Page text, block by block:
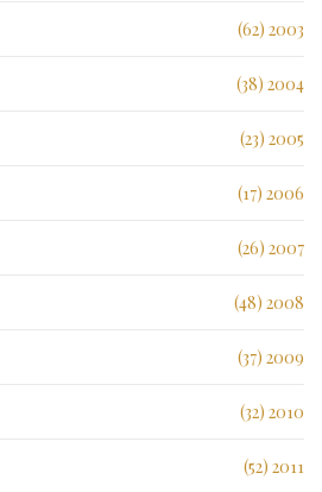
2003 (62)
2004 (38)
2005 (23)
2006 (17)
2007 (26)
2008 (48)
2009 (37)
2010 (32)
2011 (52)